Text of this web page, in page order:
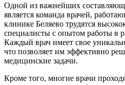
Одной из важнейших
является команда врачей,
клинике Беляево трудятся
специалисты с опытом работы в
Каждый врач имеет свое
что позволяет им эффективно
медицинские задачи.
Кроме того, многие врачи